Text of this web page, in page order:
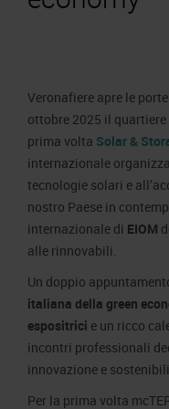
Modello di
Codice Etico
Responsabilità Sociale
Responsabilità
Certificazioni
Società trasparente
Compensi Organi
Bilanci Societari
Accredito Stampa
Contatti
Veronafiere apre le
ottobre 2025 il
prima volta Solar &
internazionale
tecnologie solari e
nostro Paese in
internazionale di EIOM
alle rinnovabili.
Un doppio
italiana della green
espositrici e un ricco
incontri professionali
innovazione e
Per la prima volta